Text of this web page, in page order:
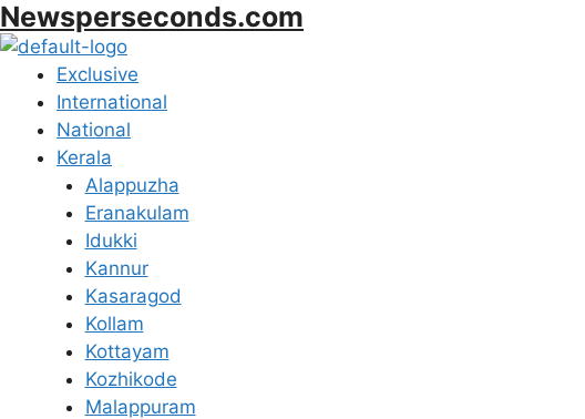
Skip
to
content
Newsperseconds.com
Menu
Exclusive
International
National
Kerala
Alappuzha
Eranakulam
Idukki
Kannur
Kasaragod
Kollam
Kottayam
Kozhikode
Malappuram